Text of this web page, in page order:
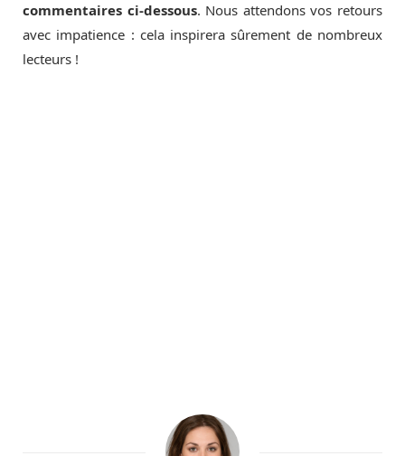
commentaires ci-dessous. Nous attendons vos retours
avec impatience : cela inspirera sûrement de nombreux
lecteurs !